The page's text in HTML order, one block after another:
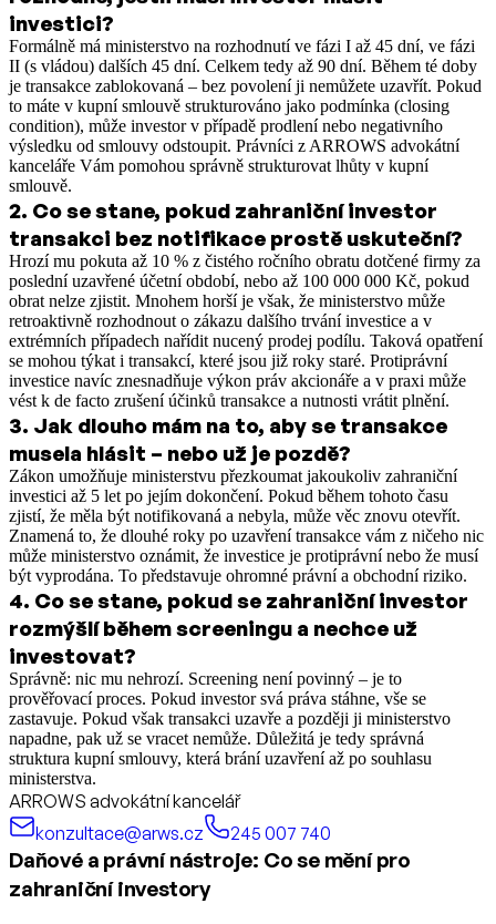
investici?
Formálně má ministerstvo na rozhodnutí ve fázi I až 45 dní, ve fázi
II (s vládou) dalších 45 dní. Celkem tedy až 90 dní. Během té doby
je transakce zablokovaná – bez povolení ji nemůžete uzavřít. Pokud
to máte v kupní smlouvě strukturováno jako podmínka (closing
condition), může investor v případě prodlení nebo negativního
výsledku od smlouvy odstoupit. Právníci z ARROWS advokátní
kanceláře Vám pomohou správně strukturovat lhůty v kupní
smlouvě.
2. Co se stane, pokud zahraniční investor
transakci bez notifikace prostě uskuteční?
Hrozí mu pokuta až 10 % z čistého ročního obratu dotčené firmy za
poslední uzavřené účetní období, nebo až 100 000 000 Kč, pokud
obrat nelze zjistit. Mnohem horší je však, že ministerstvo může
retroaktivně rozhodnout o zákazu dalšího trvání investice a v
extrémních případech nařídit nucený prodej podílu. Taková opatření
se mohou týkat i transakcí, které jsou již roky staré. Protiprávní
investice navíc znesnadňuje výkon práv akcionáře a v praxi může
vést k de facto zrušení účinků transakce a nutnosti vrátit plnění.
3. Jak dlouho mám na to, aby se transakce
musela hlásit – nebo už je pozdě?
Zákon umožňuje ministerstvu přezkoumat jakoukoliv zahraniční
investici až 5 let po jejím dokončení. Pokud během tohoto času
zjistí, že měla být notifikovaná a nebyla, může věc znovu otevřít.
Znamená to, že dlouhé roky po uzavření transakce vám z ničeho nic
může ministerstvo oznámit, že investice je protiprávní nebo že musí
být vyprodána. To představuje ohromné právní a obchodní riziko.
4. Co se stane, pokud se zahraniční investor
rozmýšlí během screeningu a nechce už
investovat?
Správně: nic mu nehrozí. Screening není povinný – je to
prověřovací proces. Pokud investor svá práva stáhne, vše se
zastavuje. Pokud však transakci uzavře a později ji ministerstvo
napadne, pak už se vracet nemůže. Důležitá je tedy správná
struktura kupní smlouvy, která brání uzavření až po souhlasu
ministerstva.
ARROWS advokátní kancelář
konzultace@arws.cz
245 007 740
Daňové a právní nástroje: Co se mění pro
zahraniční investory